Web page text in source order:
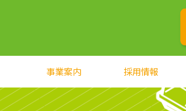
事業案内 採用情報